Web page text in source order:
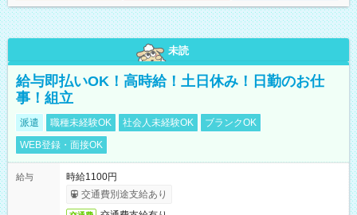
未読
給与即払いOK！高時給！土日休み！日勤のお仕
事！組立
派遣 職種未経験OK 社会人未経験OK
ブランクOK
WEB登録・面接OK
給与
時給1100円
交通費別途支給あり